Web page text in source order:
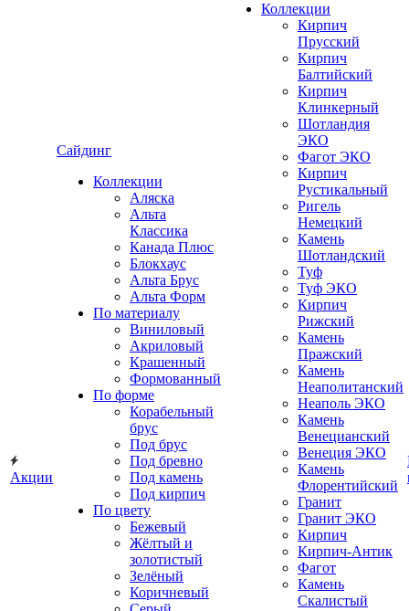
Акции
Сайдинг
Коллекции
Аляска
Альта
Классика
Канада Плюс
Блокхаус
Альта Брус
Альта Форм
По материалу
Виниловый
Акриловый
Крашенный
Формованный
По форме
Корабельный
брус
Под брус
Под бревно
Под камень
Под кирпич
По цвету
Бежевый
Жёлтый и
золотистый
Зелёный
Коричневый
Коллекции
Кирпич
Прусский
Кирпич
Балтийский
Кирпич
Клинкерный
Шотландия
ЭКО
Фагот ЭКО
Кирпич
Рустикальный
Ригель
Немецкий
Камень
Шотландский
Туф
Туф ЭКО
Кирпич
Рижский
Камень
Пражский
Камень
Неаполитанский
Неаполь ЭКО
Камень
Венецианский
Венеция ЭКО
Камень
Флорентийский
Гранит
Гранит ЭКО
Кирпич
Кирпич-Антик
Фагот
Камень
Скалистый